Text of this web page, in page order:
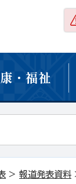
・福祉
> 報道発表資料